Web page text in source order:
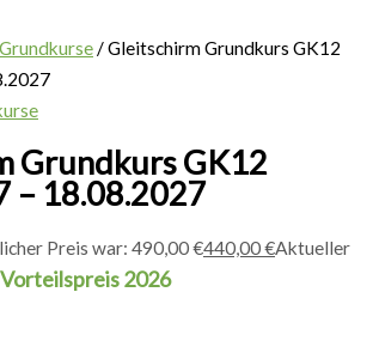
/ Gleitschirm Grundkurs GK12
Grundkurs GK12
– 18.08.2027
Preis war: 490,00 €440,00€Aktueller
Vorteilspreis 2026